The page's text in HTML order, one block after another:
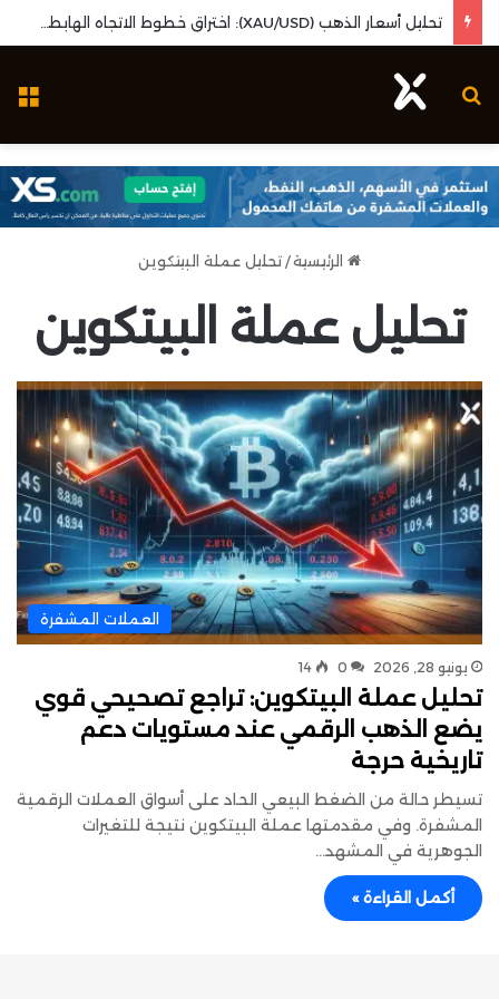
تحليل أسعار الذهب (XAU/USD): اختراق خطوط الاتجاه الهابطة وزخم بيانات البطالة الأمريكية
بحث عن
الرئيسية/ تحليل عملة البيتكوين
تحليل عملة البيتكوين
العملات المشفرة
يونيو 28, 2026 0
14
تحليل عملة البيتكوين: تراجع تصحيحي قوي
يضع الذهب الرقمي عند مستويات دعم
تاريخية حرجة
تسيطر حالة من الضغط البيعي الحاد على أسواق العملات الرقمية
المشفرة. وفي مقدمتها عملة البيتكوين نتيجة للتغيرات
الجوهرية في المشهد…
أكمل القراءة »